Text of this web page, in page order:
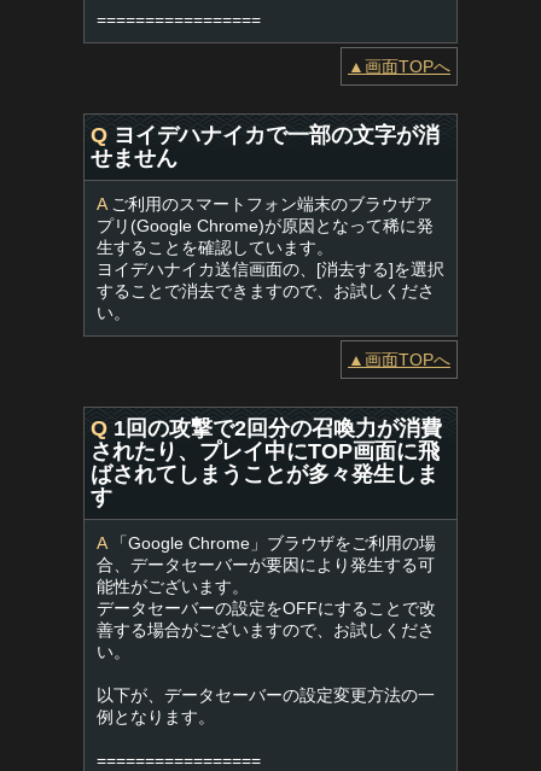
=================
▲画面TOPへ
Q ヨイデハナイカで一部の文字が消
せません
Aご利用のスマートフォン端末のブラウザア
プリ(Google Chrome)が原因となって稀に発
生することを確認しています。
ヨイデハナイカ送信画面の、[消去する]を選択
することで消去できますので、お試しくださ
い。
▲画面TOPへ
Q 1回の攻撃で2回分の召喚力が消費
されたり、プレイ中にTOP画面に飛
ばされてしまうことが多々発生しま
す
A「Google Chrome」ブラウザをご利用の場
合、データセーバーが要因により発生する可
能性がございます。
データセーバーの設定をOFFにすることで改
善する場合がございますので、お試しくださ
い。
以下が、データセーバーの設定変更方法の一
例となります。
=================